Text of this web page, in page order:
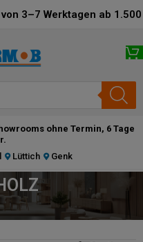
3–7 Werktagen ab
ohne Termin, 6 Tage
Lüttich Genk